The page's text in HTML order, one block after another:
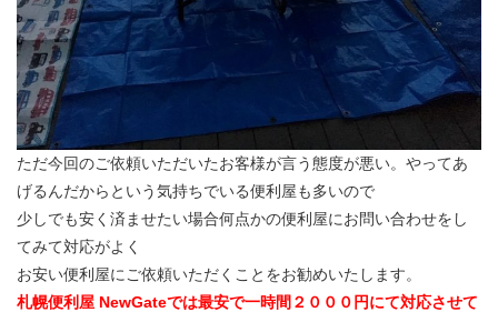
ただ今回のご依頼いただいたお客様が言う態度が悪い。やってあ
げるんだからという気持ちでいる便利屋も多いので
少しでも安く済ませたい場合何点かの便利屋にお問い合わせをし
てみて対応がよく
お安い便利屋にご依頼いただくことをお勧めいたします。
札幌便利屋 NewGateでは最安で一時間２０００円にて対応させて